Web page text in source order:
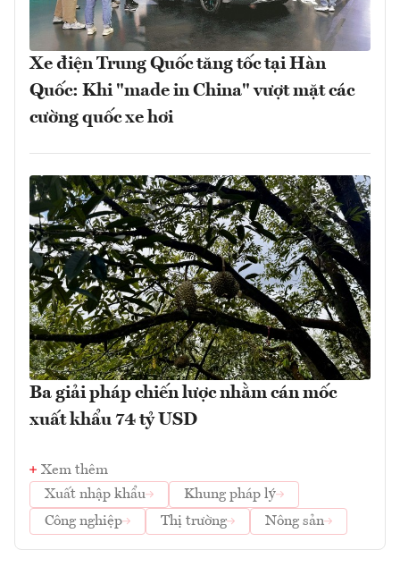
Xe điện Trung Quốc tăng tốc tại Hàn
Quốc: Khi "made in China" vượt mặt các
cường quốc xe hơi
Ba giải pháp chiến lược nhằm cán mốc
xuất khẩu 74 tỷ USD
Xem thêm
Xuất nhập khẩu
Khung pháp lý
Công nghiệp
Thị trường Nông sản